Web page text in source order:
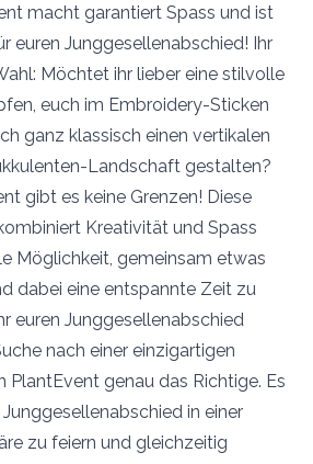
macht garantiert Spass und ist
euren Junggesellenabschied! Ihr
Möchtet ihr lieber eine stilvolle
euch im Embroidery-Sticken
ganz klassisch einen vertikalen
Landschaft gestalten?
gibt es keine Grenzen! Diese
Kreativität und Spass
Möglichkeit, gemeinsam etwas
dabei eine entspannte Zeit zu
euren Junggesellenabschied
nach einer einzigartigen
PlantEvent genau das Richtige. Es
in einer
zu feiern und gleichzeitig